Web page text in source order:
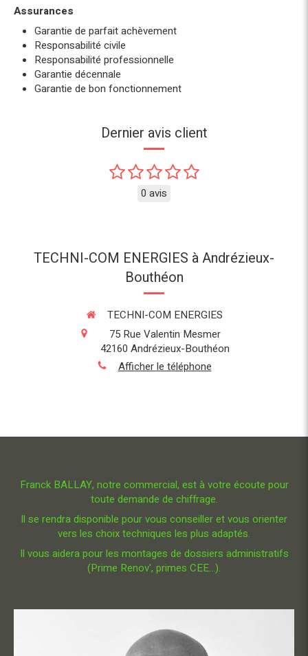
Assurances
Garantie de parfait achèvement
Responsabilité civile
Responsabilité professionnelle
Garantie décennale
Garantie de bon fonctionnement
Dernier avis client
0 avis
TECHNI-COM ENERGIES à Andrézieux-
Bouthéon
TECHNI-COM ENERGIES
75 Rue Valentin Mesmer
42160 Andrézieux-Bouthéon
Afficher le téléphone
Franck BALLAY, notre commercial, est à votre écoute pour
toute demande de chiffrage.
Il se rendra disponible pour vous conseiller et vous orienter
vers les choix techniques les plus adaptés.
Il vous aidera pour les montages de dossiers administratifs
(Prime Renov', primes CEE...).